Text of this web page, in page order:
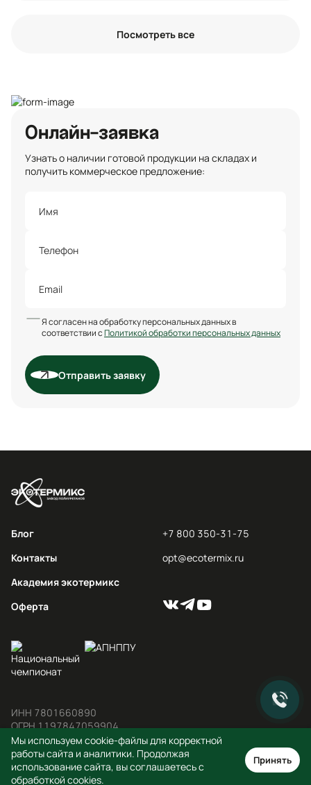
Посмотреть все
Онлайн-заявка
Узнать о наличии готовой продукции на складах и
получить коммерческое предложение:
Я согласен на обработку персональных данных в
соответствии сПолитикой обработки персональных данных
Отправить заявку
Блог
Контакты
Академия экотермикс
Оферта
+7 800 350-31-75
opt@ecotermix.ru
ИНН 7801660890
ОГРН 1197847059904
© 2012-2026 ООО «ППУ СИСТЕМЫ»
Политика конфиденциальности
Мы используем cookie-файлы для корректной
работы сайта и аналитики. Продолжая
использование сайта, вы соглашаетесь с
обработкой cookies.
Принять